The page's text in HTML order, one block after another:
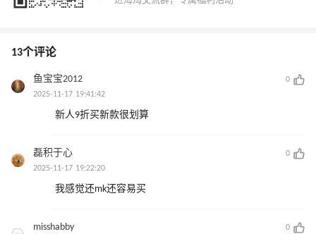
13个评论
鱼宝宝2012
0
2025-11-17 19:41:42
新人9折买新款很划算
磊积于心
0
2025-11-17 19:22:20
我感觉还mk还容易买
misshabby
0